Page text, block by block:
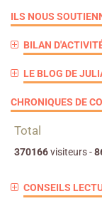
ILS NOUS
BILAN
LE BLOG DE
CHRONIQUES DE
Total
370166visiteurs -
CONSEILS